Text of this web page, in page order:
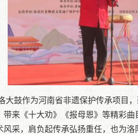
大鼓作为河南省非遗保护传承项目
带来《十大劝》《报母恩》等精彩
风采，肩负起传承弘扬重任，也为